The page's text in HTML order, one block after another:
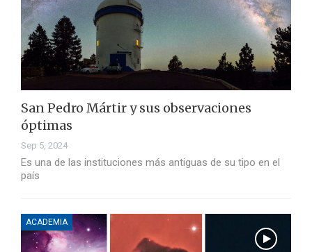
San Pedro Mártir y sus observaciones
óptimas
Sep 5, 2024
Es una de las instituciones más antiguas de su tipo en el
país
ACADEMIA